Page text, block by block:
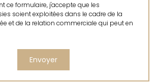
ce formulaire, j'accepte que les
soient exploitées dans le cadre de la
et de la relation commerciale qui peut en